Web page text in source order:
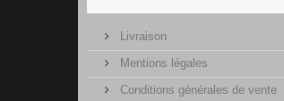
Livraison
Mentions légales
Conditions générales de vente